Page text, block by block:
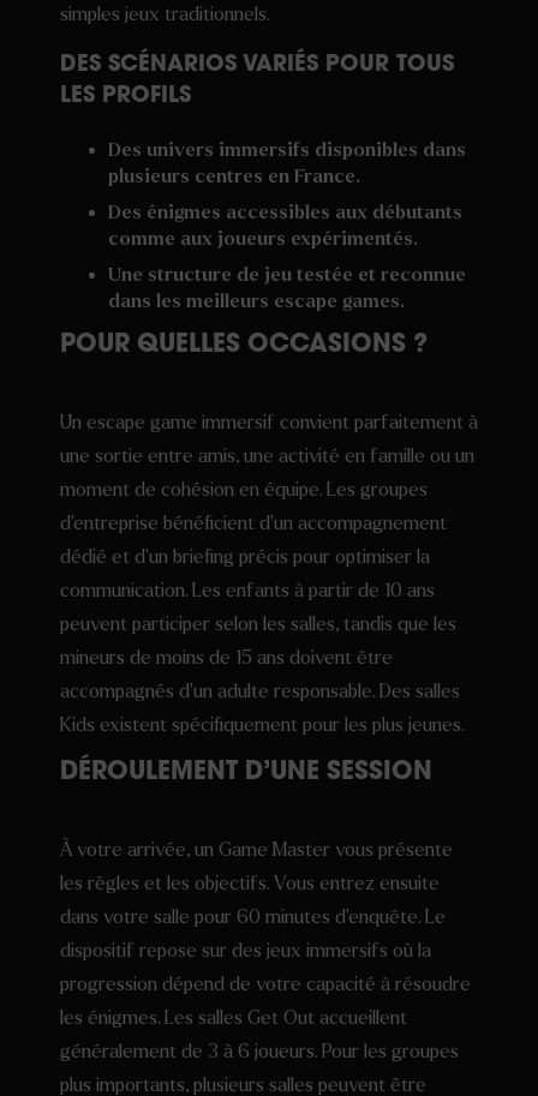
simples jeux traditionnels.
DES SCÉNARIOS VARIÉS POUR TOUS
LES PROFILS
Des univers immersifs disponibles dans
plusieurs centres en France.
Des énigmes accessibles aux débutants
comme aux joueurs expérimentés.
Une structure de jeu testée et reconnue
dans les meilleurs escape games.
POUR QUELLES OCCASIONS ?
Un escape game immersif convient parfaitement à
une sortie entre amis, une activité en famille ou un
moment de cohésion en équipe. Les groupes
d’entreprise bénéficient d’un accompagnement
dédié et d’un briefing précis pour optimiser la
communication. Les enfants à partir de 10 ans
peuvent participer selon les salles, tandis que les
mineurs de moins de 15 ans doivent être
accompagnés d’un adulte responsable. Des salles
Kids existent spécifiquement pour les plus jeunes.
DÉROULEMENT D’UNE SESSION
À votre arrivée, un Game Master vous présente
les règles et les objectifs. Vous entrez ensuite
dans votre salle pour 60 minutes d’enquête. Le
dispositif repose sur des jeux immersifs où la
progression dépend de votre capacité à résoudre
les énigmes. Les salles Get Out accueillent
généralement de 3 à 6 joueurs. Pour les groupes
plus importants, plusieurs salles peuvent être